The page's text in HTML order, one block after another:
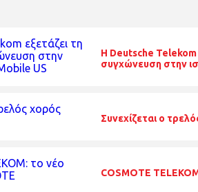
Η Deutsche Telekom
συγχώνευση στην
Συνεχίζεται ο
COSMOTE